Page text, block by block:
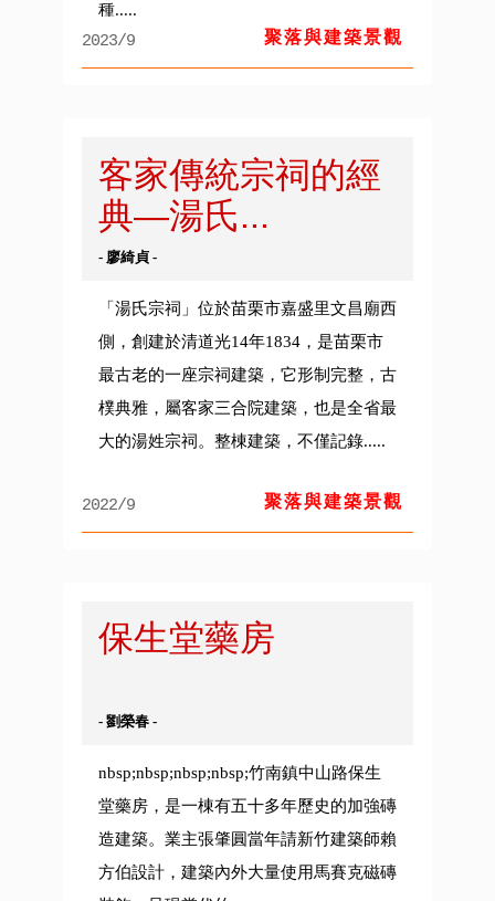
種.....
2023/9
聚落與建築景觀
客家傳統宗祠的經
典—湯氏...
- 廖綺貞 -
「湯氏宗祠」位於苗栗市嘉盛里文昌廟西
側，創建於清道光14年1834，是苗栗市
最古老的一座宗祠建築，它形制完整，古
樸典雅，屬客家三合院建築，也是全省最
大的湯姓宗祠。整棟建築，不僅記錄.....
2022/9 聚落與建築景觀
保生堂藥房
- 劉榮春 -
nbsp;nbsp;nbsp;nbsp;竹南鎮中山路保生
堂藥房，是一棟有五十多年歷史的加強磚
造建築。業主張肇圓當年請新竹建築師賴
方伯設計，建築內外大量使用馬賽克磁磚